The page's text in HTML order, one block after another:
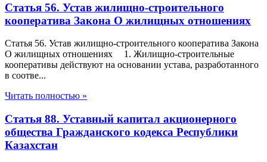
Статья 56. Устав жилищно-строительного
кооператива Закона О жилищных отношениях
Статья 56. Устав жилищно-строительного кооператива Закона
О жилищных отношениях 1. Жилищно-строительные
кооперативы действуют на основании устава, разработанного
в соотве...
Читать полностью »
Статья 88. Уставный капитал акционерного
общества Гражданского кодекса Республики
Казахстан